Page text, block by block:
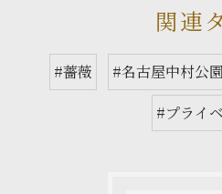
関連
#薔薇 #名古屋中村公園
#プライ